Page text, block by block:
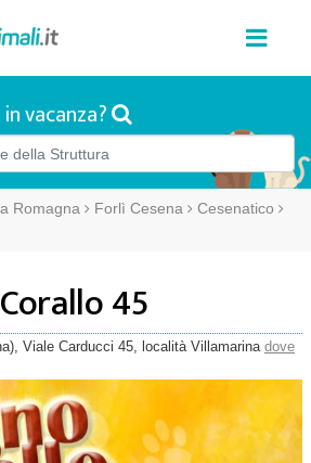
vacanza?
Romagna Forlì Cesena
Cesenatico
45
Viale Carducci 45, località Villamarina dove